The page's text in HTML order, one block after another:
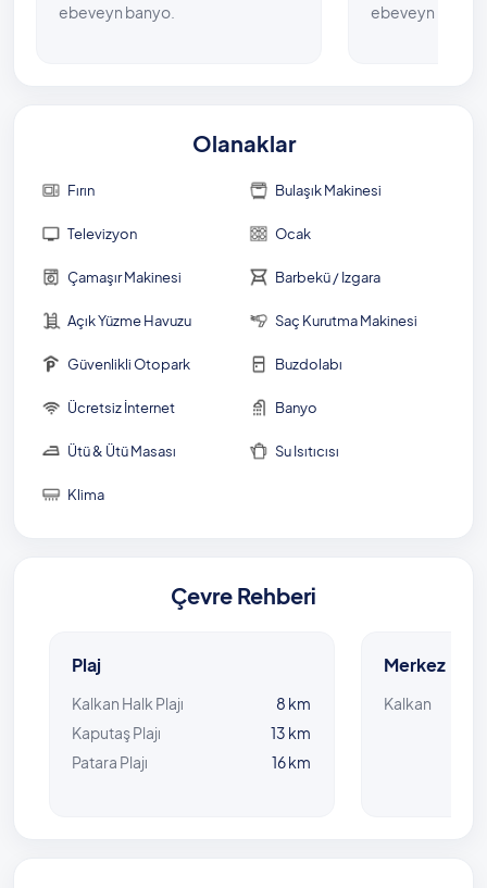
ebeveyn banyo.
ebeveyn banyo.
Olanaklar
Fırın Bulaşık Makinesi
Televizyon Ocak
Çamaşır Makinesi Barbekü / Izgara
Açık Yüzme Havuzu Saç Kurutma Makinesi
Güvenlikli Otopark Buzdolabı
Ücretsiz İnternet Banyo
Ütü & Ütü Masası Su Isıtıcısı
Klima
Çevre Rehberi
Plaj
Kalkan Halk Plajı
8 km
Kaputaş Plajı
13 km
Patara Plajı
16 km
Merkez
Kalkan